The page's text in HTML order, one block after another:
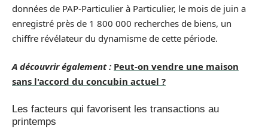
données de PAP-Particulier à Particulier, le mois de juin a
enregistré près de 1 800 000 recherches de biens, un
chiffre révélateur du dynamisme de cette période.
A découvrir également : Peut-on vendre une maison
sans l'accord du concubin actuel ?
Les facteurs qui favorisent les transactions au
printemps